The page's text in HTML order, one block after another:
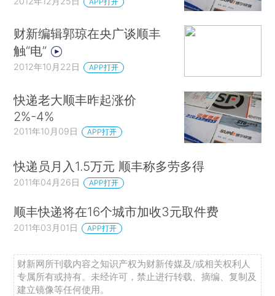
财新编辑郭琼在央广谈顺丰
触“电”
2012年10月22日 APP打开
快递老大顺丰昨起涨价
2%-4%
2011年10月09日 APP打开
快递员月入1.5万元 顺丰称多劳多得
2011年04月26日 APP打开
顺丰快递将在16个城市加收3元取件费
2011年03月01日 APP打开
财新网所刊载内容之知识产权为财新传媒及/或相关权利人
专属所有或持有。未经许可，禁止进行转载、摘编、复制及
建立镜像等任何使用。